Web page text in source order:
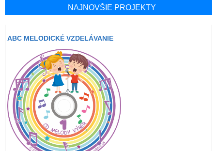
NAJNOVŠIE PROJEKTY
ABC MELODICKÉ VZDELÁVANIE